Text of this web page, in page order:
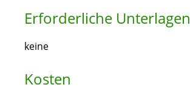
Erforderliche Unterlagen
keine
Kosten